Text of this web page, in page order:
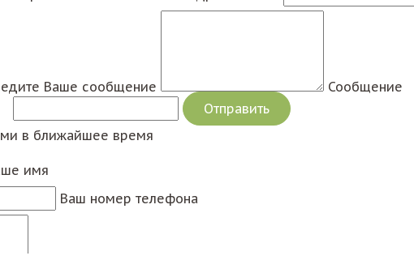
Ваше сообщение Сообщение
в ближайшее время
имя
Ваш номер телефона